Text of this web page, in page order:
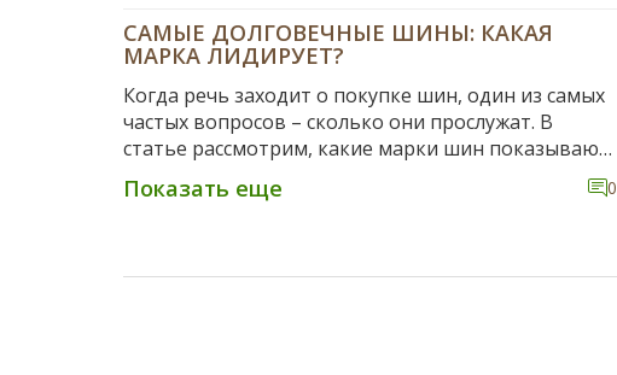
САМЫЕ ДОЛГОВЕЧНЫЕ ШИНЫ: КАКАЯ
МАРКА ЛИДИРУЕТ?
Когда речь заходит о покупке шин, один из самых
частых вопросов – сколько они прослужат. В
статье рассмотрим, какие марки шин показывают
лучший результат по износостойкости и как
понять, что влияет на их срок службы. Расскажем о
стоит ли переплачивать за бренд или есть
Показать еще 0